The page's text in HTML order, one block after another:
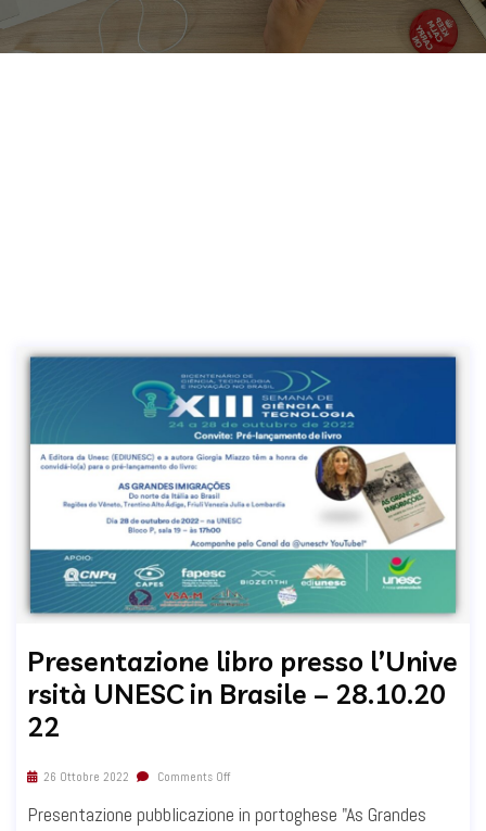
Presentazione libro presso l’Unive
rsità UNESC in Brasile – 28.10.20
22
26 Ottobre 2022 Comments Off
Presentazione pubblicazione in portoghese "As Grandes